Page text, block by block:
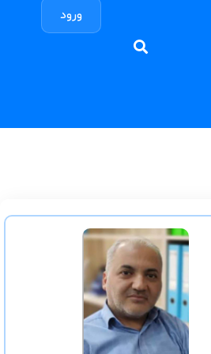
ورود